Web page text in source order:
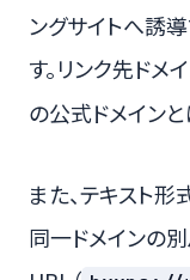
ングサイトへ誘
す。リンク先ドメ
の公式ドメイン
また、テキスト
同一ドメインの